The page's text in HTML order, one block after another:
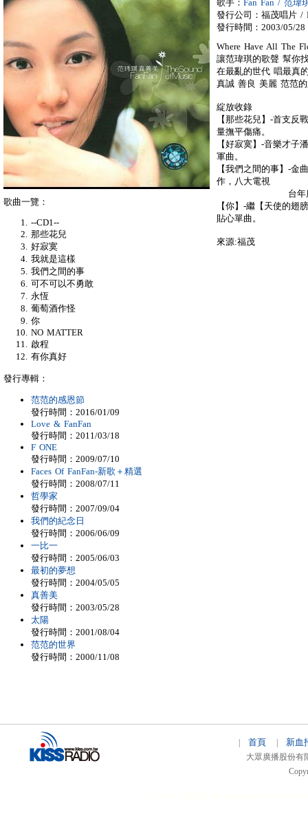
歌手： Fan Fan / 范瑋
發行公司：福茂唱片 /
發行時間：2003/05/28
Where Have All The
讓范瑋琪的歌聲 幫你
在最亂的世代 唱最真
真誠 善良 美麗 范范
綻放收錄
【那些花兒】-首支反
量撫平傷痛。
【好寂寞】-音樂才子
軍曲。
【我們之間的事】-金
作，八大電視
台年度大戲【
【你】-繼【天使的翅
貼心單曲。
來源:福茂
歌曲一覽：
--CD1--
那些花兒
好寂寞
我就是這樣
我們之間的事
可不可以不勇敢
永恆
葡萄酒作怪
你
NO MATTER
啟程
有你真好
發行專輯：
范范的感恩節
發行時間：2016/01/09
Love & FanFan
發行時間：2011/03/18
F ONE
發行時間：2009/07/10
Faces Of FanFan-新歌＋精選
發行時間：2008/07/11
哲學家
發行時間：2007/09/04
我們的紀念日
發行時間：2006/06/09
一比一
發行時間：2005/06/03
最初的夢想
發行時間：2004/05/05
真善美
發行時間：2003/05/28
太陽
發行時間：2001/08/04
范范的世界
發行時間：2000/11/08
首頁 新血
大眾廣播股份有